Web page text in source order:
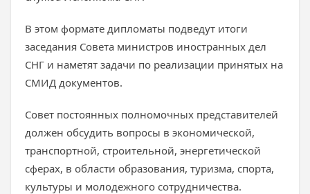
В этом формате дипломаты подведут итоги
заседания Совета министров иностранных дел
СНГ и наметят задачи по реализации принятых на
СМИД документов.
Совет постоянных полномочных представителей
должен обсудить вопросы в экономической,
транспортной, строительной, энергетической
сферах, в области образования, туризма, спорта,
культуры и молодежного сотрудничества.